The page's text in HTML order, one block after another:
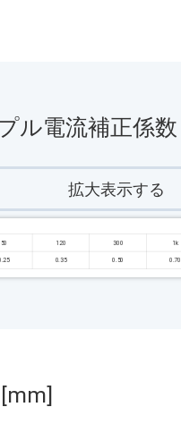
ル電流補正係数
拡大表示する
50 120 300 1k
0.35 0.50 0.70